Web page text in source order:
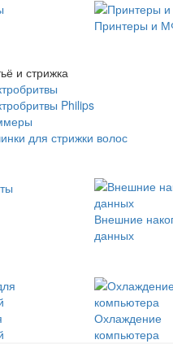
Принтеры и
и стрижка
Philips
для стрижки волос
Внешние
данных
Охлаждение
компьютера